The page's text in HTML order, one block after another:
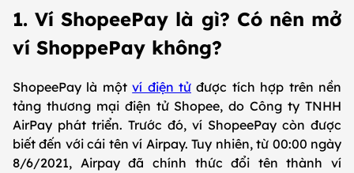
1. Ví ShopeePay là gì? Có nên mở
ví ShoppePay không?
ShopeePay là mộtví điện tử được tích hợp trên nền
tảng thương mại điện tử Shopee, do Công ty TNHH
AirPay phát triển. Trước đó, ví ShopeePay còn được
biết đến với cái tên ví Airpay. Tuy nhiên, từ 00:00 ngày
8/6/2021, Airpay đã chính thức đổi tên thành ví